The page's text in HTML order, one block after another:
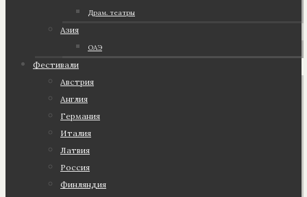
Драм. театры
Азия
ОАЭ
Фестивали
Австрия
Англия
Германия
Италия
Латвия
Россия
Финляндия